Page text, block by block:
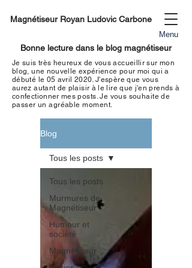
Magnétiseur Royan Ludovic Carbone
Menu
Bonne lecture dans le blog magnétiseur
Je suis très heureux de vous accueillir sur mon
blog, une nouvelle expérience pour moi qui a
débuté le 05 avril 2020. J'espère que vous
aurez autant de plaisir à le lire que j'en prends à
confectionner mesposts. Je vous souhaite de
passer unagréable moment.
Blog
Tous les posts
Murmures de
Magnétiseur
Humour et
société
Magnétiseur
Tous les posts